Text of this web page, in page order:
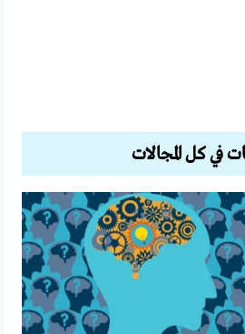
في كل المجالات